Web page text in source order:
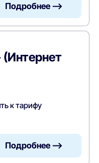
Подробнее —>
к тарифу
Подробнее —>